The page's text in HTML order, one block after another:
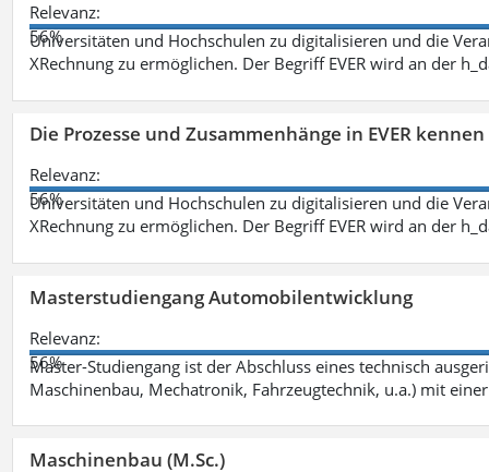
Relevanz:
56%
Universitäten und Hochschulen zu digitalisieren und die
XRechnung zu ermöglichen. Der Begriff EVER wird an der
Die Prozesse und Zusammenhänge in EVER
Relevanz:
56%
Universitäten und Hochschulen zu digitalisieren und die
XRechnung zu ermöglichen. Der Begriff EVER wird an der
Masterstudiengang Automobilentwicklung
Relevanz:
56%
Master-Studiengang ist der Abschluss eines technisch
Maschinenbau, Mechatronik, Fahrzeugtechnik, u.a.) mit
Maschinenbau (M.Sc.)